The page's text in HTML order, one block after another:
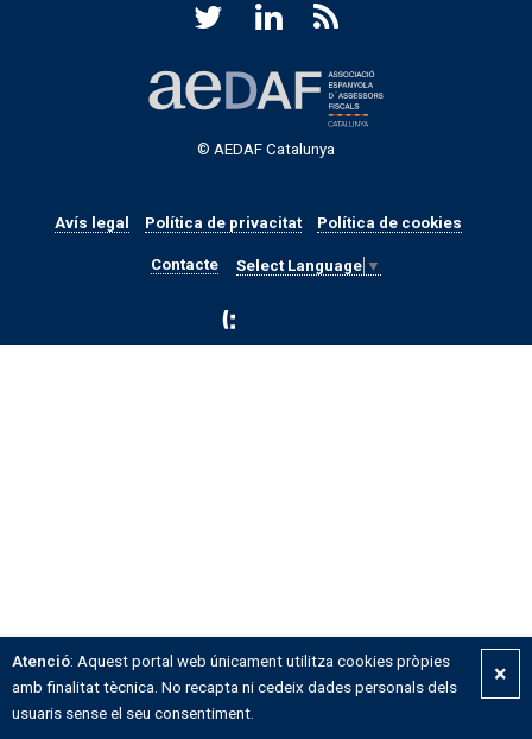
© AEDAF Catalunya
Avís legal Política de privacitat Política de cookies
Contacte Select Language ▼
×
Atenció: Aquest portal web únicament utilitza cookies pròpies
amb finalitat tècnica. No recapta ni cedeix dades personals dels
usuaris sense el seu consentiment.